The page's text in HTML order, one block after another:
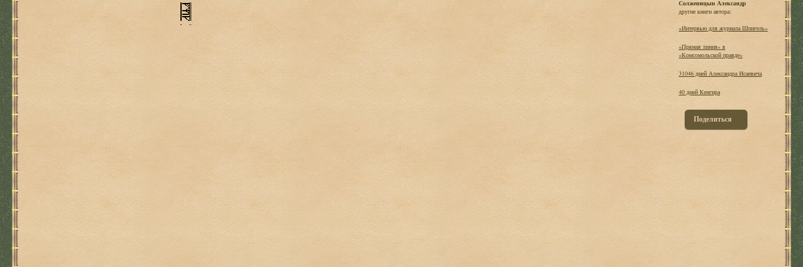
Солженицын Александр
другие книги автора:
«Интервью для журнала Шпигель»
«Прямая линия» в
«Комсомольской правде»
31046 дней Александра Исаевича
40 дней Кенгира
Поделиться